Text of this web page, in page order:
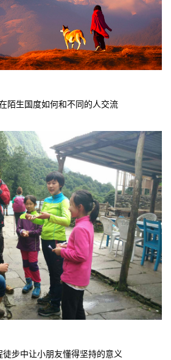
陌生国度如何和不同的人交流
徒步中让小朋友懂得坚持的意义